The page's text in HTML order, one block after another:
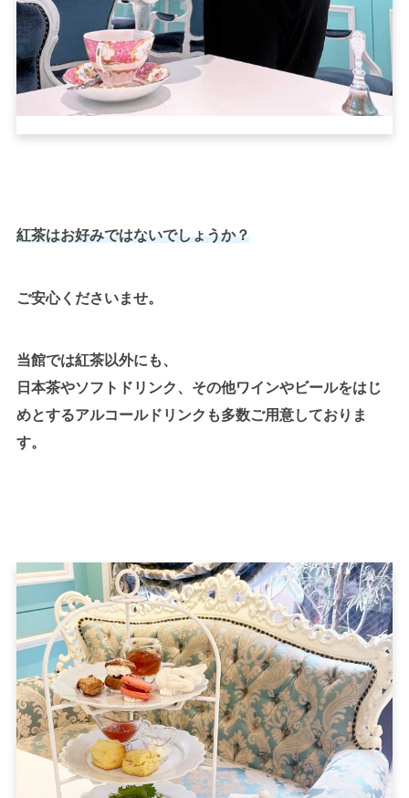
紅茶はお好みではないでしょうか？
ご安心くださいませ。
当館では紅茶以外にも、
日本茶やソフトドリンク、その他ワインやビールをはじ
めとするアルコールドリンクも多数ご用意しておりま
す。